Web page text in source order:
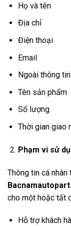
Họ và tên
Địa chỉ
Điện thoại
Email
Ngoài thông
Tên sản phẩm
Số lượng
Thời gian giao
Phạm vi sử
Thông tin cá
cho một hoặc tất
Hỗ trợ khách